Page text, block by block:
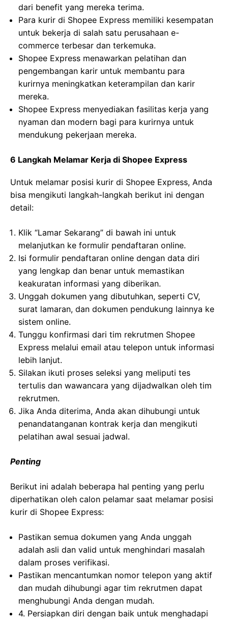
dari benefit yang mereka terima.
Para kurir di Shopee Express memiliki kesempatan
untuk bekerja di salah satu perusahaan e-
commerce terbesar dan terkemuka.
Shopee Express menawarkan pelatihan dan
pengembangan karir untuk membantu para
kurirnya meningkatkan keterampilan dan karir
mereka.
Shopee Express menyediakan fasilitas kerja yang
nyaman dan modern bagi para kurirnya untuk
mendukung pekerjaan mereka.
6 Langkah Melamar Kerja di Shopee Express
Untuk melamar posisi kurir di Shopee Express, Anda
bisa mengikuti langkah-langkah berikut ini dengan
detail:
Klik “Lamar Sekarang” di bawah ini untuk
melanjutkan ke formulir pendaftaran online.
Isi formulir pendaftaran online dengan data diri
yang lengkap dan benar untuk memastikan
keakuratan informasi yang diberikan.
Unggah dokumen yang dibutuhkan, seperti CV,
surat lamaran, dan dokumen pendukung lainnya ke
sistem online.
Tunggu konfirmasi dari tim rekrutmen Shopee
Express melalui email atau telepon untuk informasi
lebih lanjut.
Silakan ikuti proses seleksi yang meliputi tes
tertulis dan wawancara yang dijadwalkan oleh tim
rekrutmen.
Jika Anda diterima, Anda akan dihubungi untuk
penandatanganan kontrak kerja dan mengikuti
pelatihan awal sesuai jadwal.
Penting
Berikut ini adalah beberapa hal penting yang perlu
diperhatikan oleh calon pelamar saat melamar posisi
kurir di Shopee Express:
Pastikan semua dokumen yang Anda unggah
adalah asli dan valid untuk menghindari masalah
dalam proses verifikasi.
Pastikan mencantumkan nomor telepon yang aktif
dan mudah dihubungi agar tim rekrutmen dapat
menghubungi Anda dengan mudah.
4. Persiapkan diri dengan baik untuk menghadapi